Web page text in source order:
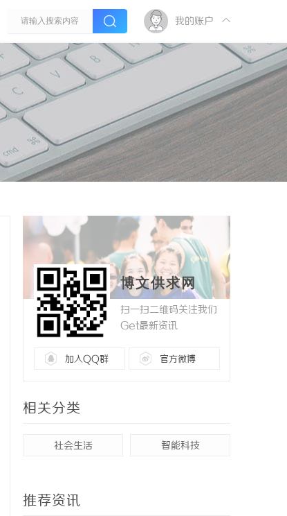
我的账户
博文供求网
扫一扫二维码关注我们
Get最新资讯
加入QQ群 官方微博
相关分类
社会生活 智能科技
推荐资讯